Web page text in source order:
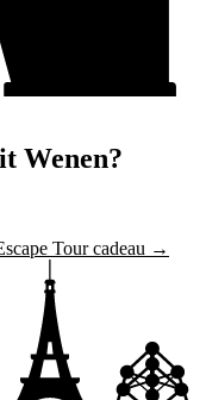
Wenen?
Tour cadeau →